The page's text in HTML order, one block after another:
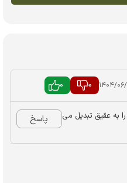
0
0
به عقیق تبدیل می
پاسخ